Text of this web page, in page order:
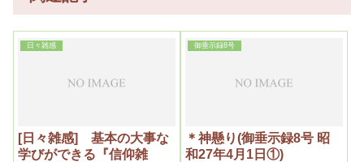
日々雑感
[日々雑感] 基本の大事な
学びができる『信仰雑
御垂示録8号
＊神懸り(御垂示録8号 昭
和27年4月1日①)